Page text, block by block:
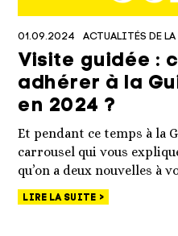
01.09.2024 ACTUALITÉS DE
Visite guidée :
adhérer à la
en 2024 ?
Et pendant ce temps à la
carrousel qui vous
qu’on a deux nouvelles à
LIRE LA SUITE